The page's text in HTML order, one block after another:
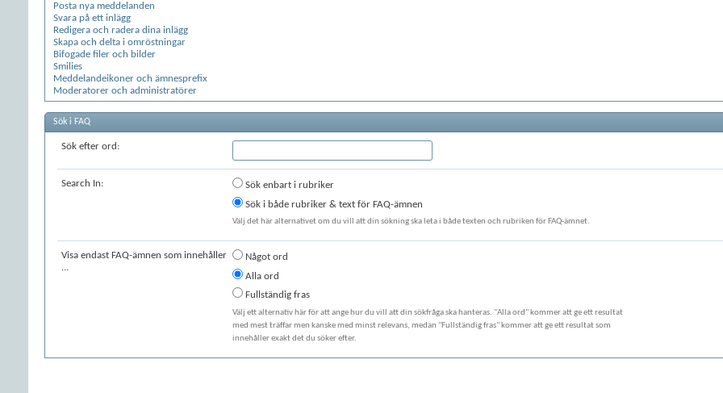
Posta nya meddelanden
Svara på ett inlägg
Redigera och radera dina inlägg
Skapa och delta i omröstningar
Bifogade filer och bilder
Smilies
Meddelandeikoner och ämnesprefix
Moderatorer och administratörer
Sök i FAQ
Sök efter ord:
Search In:
Sök enbart i rubriker
Sök i både rubriker & text för FAQ-ämnen
Välj det här alternativet om du vill att din sökning ska leta i både texten och rubriken för FAQ-ämnet.
Visa endast FAQ-ämnen som innehåller
...
Något ord
Alla ord
Fullständig fras
Välj ett alternativ här för att ange hur du vill att din sökfråga ska hanteras. "Alla ord" kommer att ge ett resultat
med mest träffar men kanske med minst relevans, medan "Fullständig fras" kommer att ge ett resultat som
innehåller exakt det du söker efter.